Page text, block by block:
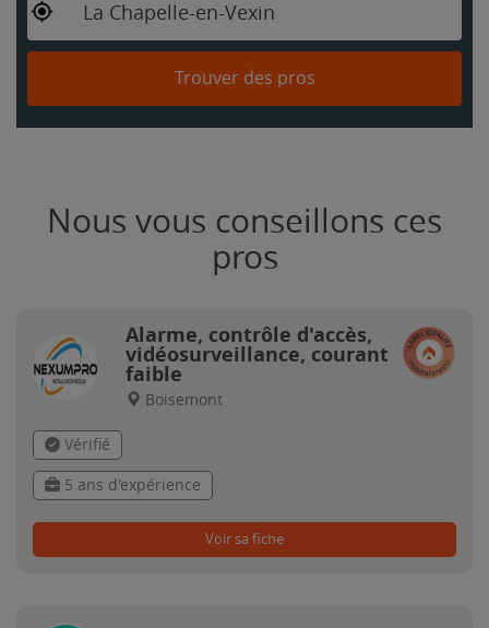
La Chapelle-en-Vexin
Trouver des pros
Nous vous conseillons ces
pros
Alarme, contrôle d'accès,
vidéosurveillance, courant
faible
Boisemont
Vérifié
5 ans d'expérience
Voir sa fiche